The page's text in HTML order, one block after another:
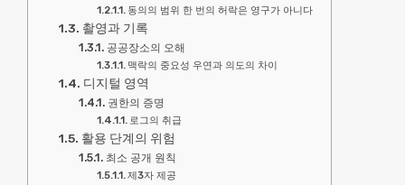
동의의 범위 한 번의 허락은 영구가 아니다
촬영과 기록
공공장소의 오해
맥락의 중요성 우연과 의도의 차이
디지털 영역
권한의 증명
로그의 취급
활용 단계의 위험
최소 공개 원칙
제3자 제공